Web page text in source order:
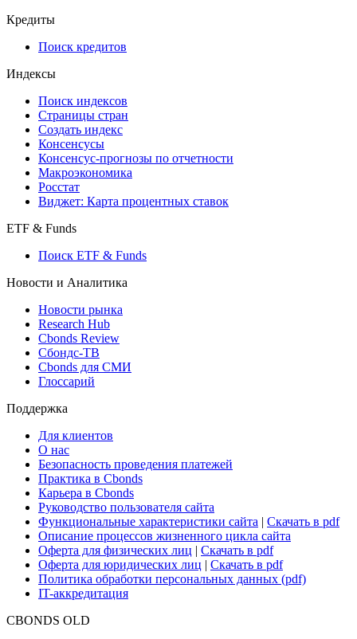
Кредиты
Поиск кредитов
Индексы
Поиск индексов
Страницы стран
Создать индекс
Консенсусы
Консенсус-прогнозы по отчетности
Макроэкономика
Росстат
Виджет: Карта процентных ставок
ETF & Funds
Поиск ETF & Funds
Новости и Аналитика
Новости рынка
Research Hub
Cbonds Review
Сбондс-ТВ
Cbonds для СМИ
Глоссарий
Поддержка
Для клиентов
О нас
Безопасность проведения платежей
Практика в Cbonds
Карьера в Cbonds
Руководство пользователя сайта
Функциональные характеристики сайта | Скачать в pdf
Описание процессов жизненного цикла сайта
Оферта для физических лиц | Скачать в pdf
Оферта для юридических лиц | Скачать в pdf
Политика обработки персональных данных (pdf)
IT-аккредитация
CBONDS OLD